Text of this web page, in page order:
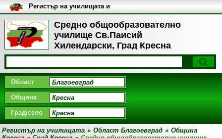
Средно общообразователно
училище Св.Паисий
Хилендарски, Град Кресна
Регистър на училищата и
университетите в България
Област
Община
Град/село
Регистър на училищата » Област Благоевград » Община